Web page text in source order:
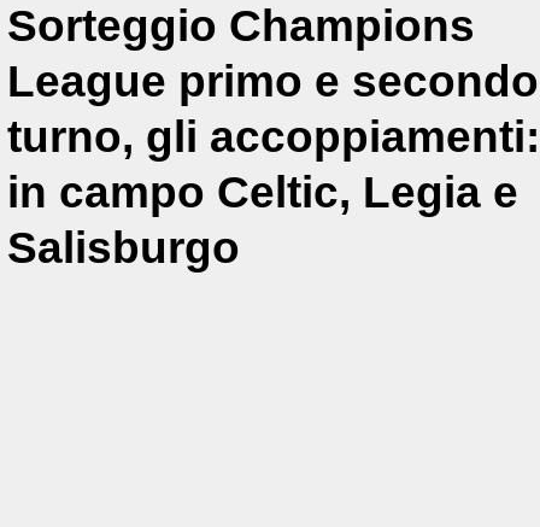
Sorteggio Champions
League primo e secondo
turno, gli accoppiamenti:
in campo Celtic, Legia e
Salisburgo